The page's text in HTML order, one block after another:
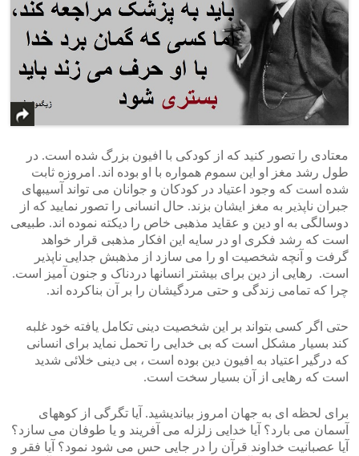
معتادی را تصور کنید که از کودکی با افیون بزرگ شده است. در
طول رشد مغز او این سموم همواره با او بوده اند. امروزه ثابت
شده است که وجود اعتیاد در کودکان و جوانان می تواند آسیبهای
جبران ناپذیر به مغز ایشان بزند. حال انسانی را تصور نمایید که از
دوسالگی به او دین و عقاید مذهبی خاص را دیکته نموده اند. طبیعی
است که رشد فکری او در سایه این افکار مذهبی قرار خواهد
گرفت و آنچه شخصیت او را می سازد از مذهبش جدایی ناپذیر
است. رهایی از دین برای بیشتر انسانها دردناک و جنون آمیز است.
چرا که تمامی زندگی و حتی مردگیشان را بر آن بناکرده اند.
حتی اگر کسی بتواند بر این شخصیت دینی تکامل یافته خود غلبه
کند بسیار مشکل است که بی خدایی را تحمل نماید برای انسانی
که درگیر اعتیاد به افیون دین بوده است ، بی دینی خلائی شدید
است که رهایی از آن بسیار سخت است.
برای لحظه ای به جهان امروز بیاندیشید. آیا تگرگی از کوههای
آسمان می بارد؟ آیا خدایی زلزله می آفریند و یا طوفان می سازد؟
آیا عصبانیت خداوند قرآن را در جایی حس می شود نمود؟ آیا فقر و